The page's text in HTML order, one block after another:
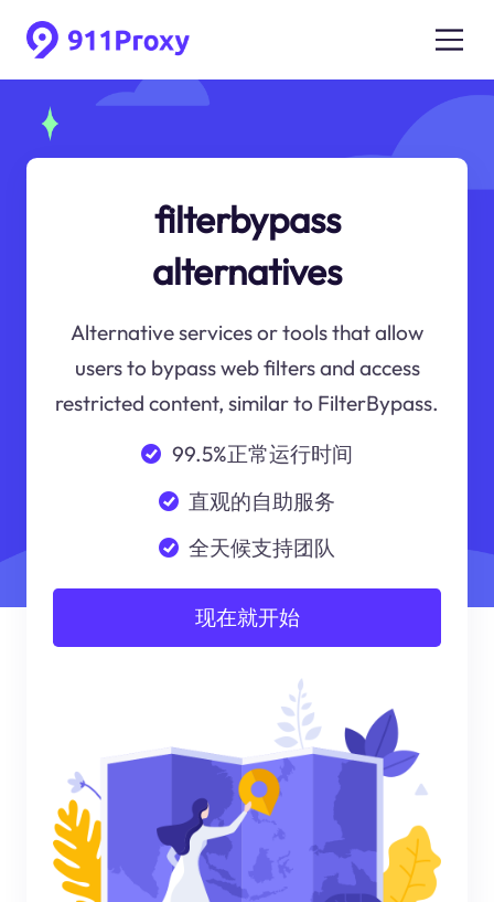
filterbypass
alternatives
Alternative services or tools that allow
users to bypass web filters and access
restricted content, similar to FilterBypass.
99.5%正常运行时间
直观的自助服务
全天候支持团队
现在就开始